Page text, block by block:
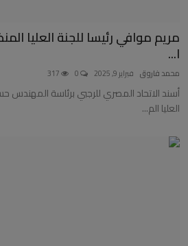
مريم موافي رئيسا للجنة العليا
ا...
محمد فاروق فبراير 9, 2025
أسند الاتحاد المصري للرجبي برئاسة
العليا الم...